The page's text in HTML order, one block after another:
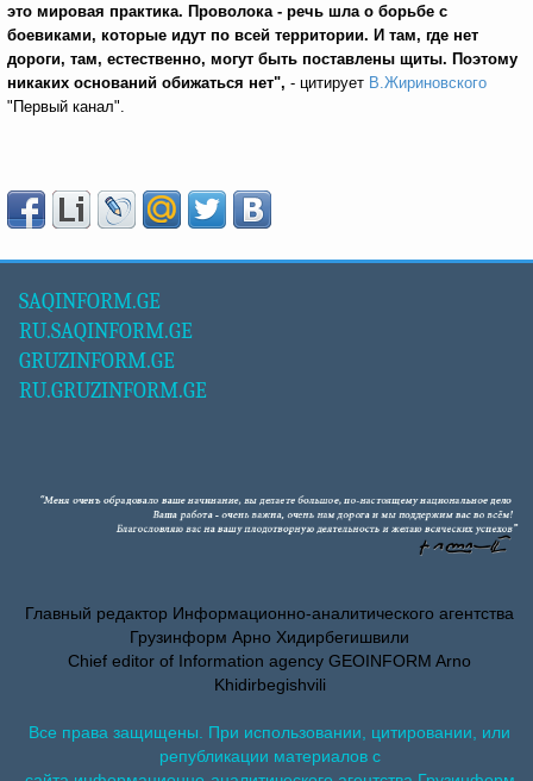
это мировая практика. Проволока - речь шла о борьбе с
боевиками, которые идут по всей территории. И там, где нет
дороги, там, естественно, могут быть поставлены щиты. Поэтому
никаких оснований обижаться нет", - цитирует В.Жириновского
"Первый канал".
SAQINFORM.GE
RU.SAQINFORM.GE
GRUZINFORM.GE
RU.GRUZINFORM.GE
Главный редактор Информационно-аналитического агентства
Грузинформ Арно Хидирбегишвили
Chief editor of Information agency GEOINFORM Arno
Khidirbegishvili
Все права защищены. При использовании, цитировании, или
републикации материалов с